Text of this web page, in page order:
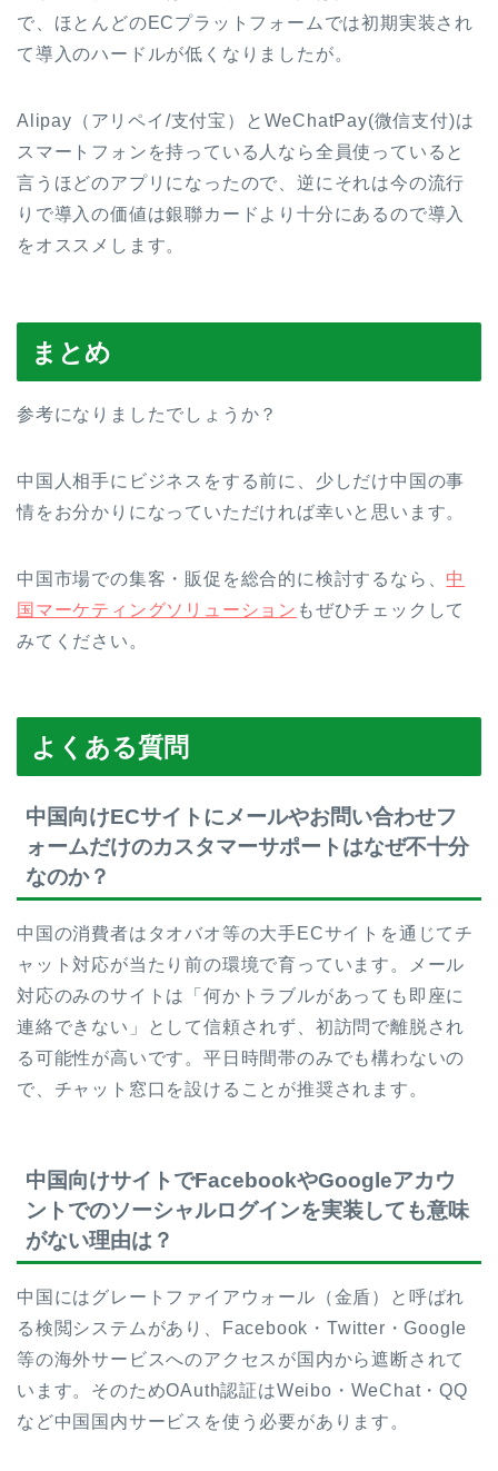
で、ほとんどのECプラットフォームでは初期実装され
て導入のハードルが低くなりましたが。
Alipay（アリペイ/支付宝）とWeChatPay(微信支付)は
スマートフォンを持っている人なら全員使っていると
言うほどのアプリになったので、逆にそれは今の流行
りで導入の価値は銀聯カードより十分にあるので導入
をオススメします。
まとめ
参考になりましたでしょうか？
中国人相手にビジネスをする前に、少しだけ中国の事
情をお分かりになっていただければ幸いと思います。
中国市場での集客・販促を総合的に検討するなら、 中
国マーケティングソリューション もぜひチェックして
みてください。
よくある質問
中国向けECサイトにメールやお問い合わせフ
ォームだけのカスタマーサポートはなぜ不十分
なのか？
中国の消費者はタオバオ等の大手ECサイトを通じてチ
ャット対応が当たり前の環境で育っています。メール
対応のみのサイトは「何かトラブルがあっても即座に
連絡できない」として信頼されず、初訪問で離脱され
る可能性が高いです。平日時間帯のみでも構わないの
で、チャット窓口を設けることが推奨されます。
中国向けサイトでFacebookやGoogleアカウ
ントでのソーシャルログインを実装しても意味
がない理由は？
中国にはグレートファイアウォール（金盾）と呼ばれ
る検閲システムがあり、Facebook・Twitter・Google
等の海外サービスへのアクセスが国内から遮断されて
います。そのためOAuth認証はWeibo・WeChat・QQ
など中国国内サービスを使う必要があります。